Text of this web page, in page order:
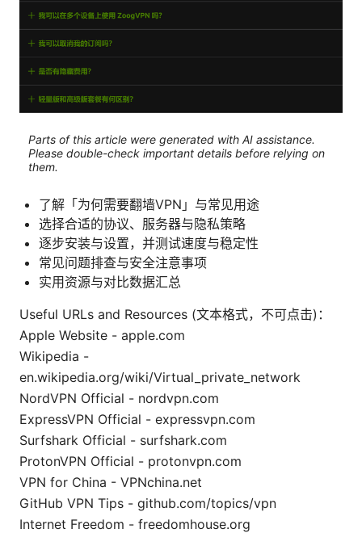
Parts of this article were generated with AI assistance.
Please double-check important details before relying on
them.
了解「为何需要翻墙VPN」与常见用途
选择合适的协议、服务器与隐私策略
逐步安装与设置，并测试速度与稳定性
常见问题排查与安全注意事项
实用资源与对比数据汇总
Useful URLs and Resources (文本格式，不可点击)：
Apple Website - apple.com
Wikipedia -
en.wikipedia.org/wiki/Virtual_private_network
NordVPN Official - nordvpn.com
ExpressVPN Official - expressvpn.com
Surfshark Official - surfshark.com
ProtonVPN Official - protonvpn.com
VPN for China - VPNchina.net
GitHub VPN Tips - github.com/topics/vpn
Internet Freedom - freedomhouse.org